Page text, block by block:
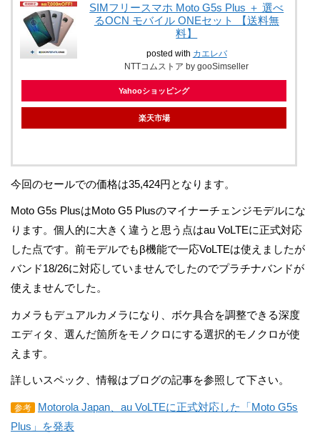
SIMフリースマホ Moto G5s Plus ＋ 選べ
るOCN モバイル ONEセット 【送料無
料】
posted with カエレバ
NTTコムストア by gooSimseller
Yahooショッピング
楽天市場
今回のセールでの価格は35,424円となります。
Moto G5s PlusはMoto G5 Plusのマイナーチェンジモデルにな
ります。個人的に大きく違うと思う点はau VoLTEに正式対応
した点です。前モデルでもβ機能で一応VoLTEは使えましたが
バンド18/26に対応していませんでしたのでプラチナバンドが
使えませんでした。
カメラもデュアルカメラになり、ボケ具合を調整できる深度
エディタ、選んだ箇所をモノクロにする選択的モノクロが使
えます。
詳しいスペック、情報はブログの記事を参照して下さい。
参考
Motorola Japan、au VoLTEに正式対応した「Moto G5s
Plus」を発表